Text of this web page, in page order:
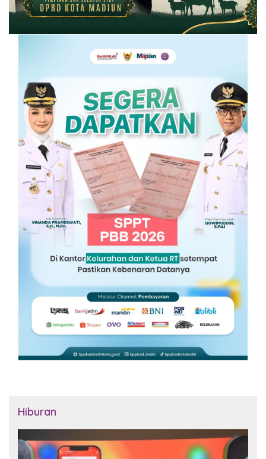
Hiburan